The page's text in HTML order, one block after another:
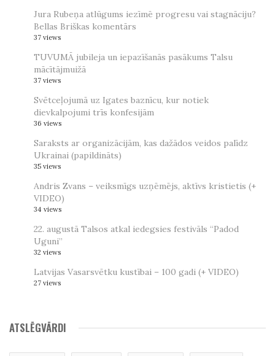
Jura Rubeņa atlūgums iezīmē progresu vai stagnāciju?
Bellas Briškas komentārs
37 views
TUVUMĀ jubileja un iepazīšanās pasākums Talsu
mācītājmuižā
37 views
Svētceļojumā uz Igates baznīcu, kur notiek
dievkalpojumi trīs konfesijām
36 views
Saraksts ar organizācijām, kas dažādos veidos palīdz
Ukrainai (papildināts)
35 views
Andris Zvans – veiksmīgs uzņēmējs, aktīvs kristietis (+
VIDEO)
34 views
22. augustā Talsos atkal iedegsies festivāls “Padod
Uguni”
32 views
Latvijas Vasarsvētku kustībai – 100 gadi (+ VIDEO)
27 views
ATSLĒGVĀRDI